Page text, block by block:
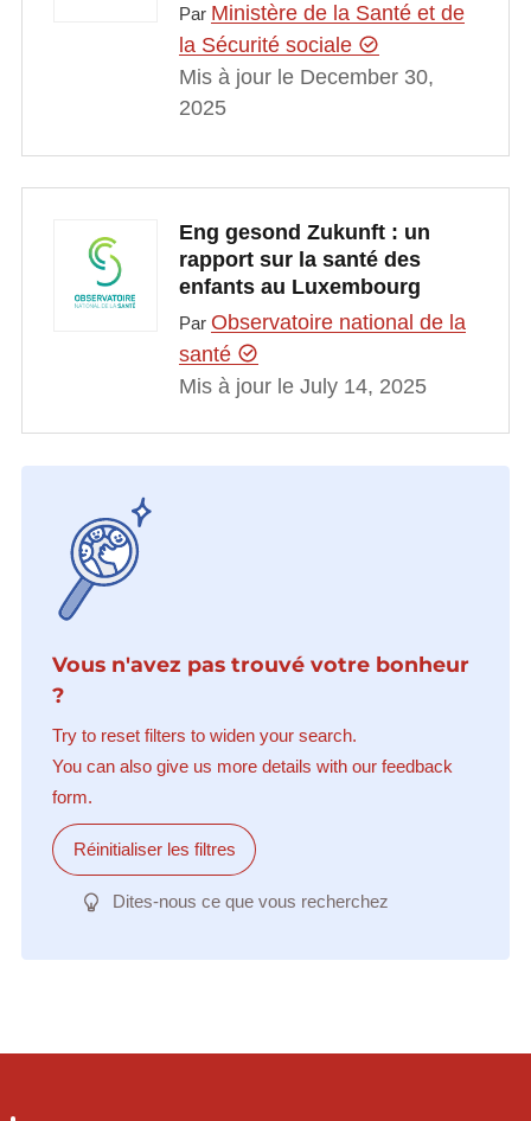
Par Ministère de la Santé et de
la Sécurité sociale
Mis à jour le December 30,
2025
Eng gesond Zukunft : un
rapport sur la santé des
enfants au Luxembourg
Par Observatoire national de la
santé
Mis à jour le July 14, 2025
Vous n'avez pas trouvé votre bonheur
?
Try to reset filters to widen your search.
You can also give us more details with our feedback
form.
Réinitialiser les filtres
Dites-nous ce que vous recherchez